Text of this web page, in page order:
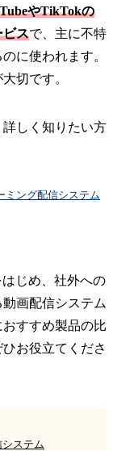
やTikTokの
ビスで、主に不特
に使われます。
切です。
しく知りたい方
ミング配信システム
じめ、社外への
画配信システム
すすめ製品の比
お役立てくださ
ステム